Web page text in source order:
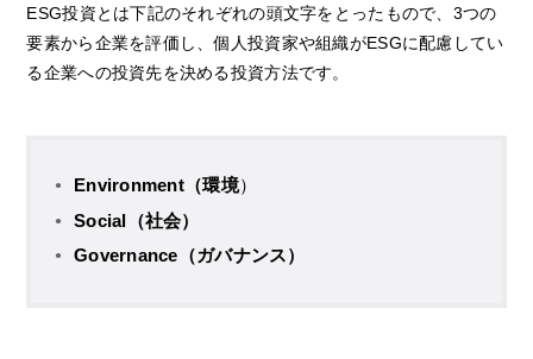
ESG投資とは下記のそれぞれの頭文字をとったもので、3つの
要素から企業を評価し、個人投資家や組織がESGに配慮してい
る企業への投資先を決める投資方法です。
Environment（環境）
Social（社会）
Governance（ガバナンス）